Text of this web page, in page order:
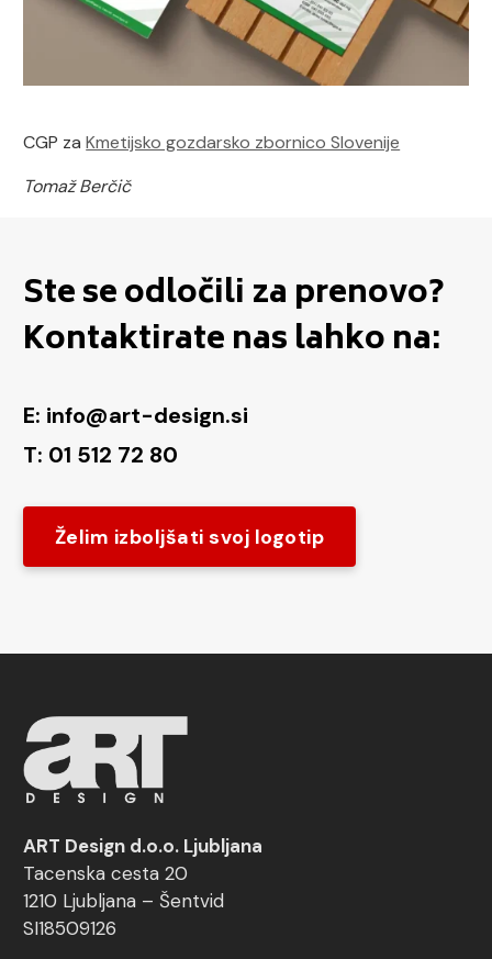
CGP zaKmetijsko gozdarsko zbornico Slovenije
Tomaž Berčič
Ste se odločili za prenovo?
Kontaktirate nas lahko na:
E: info@art-design.si
T: 01 512 72 80
Želim izboljšati svoj logotip
ART Design d.o.o. Ljubljana
Tacenska cesta 20
1210 Ljubljana – Šentvid
SI18509126